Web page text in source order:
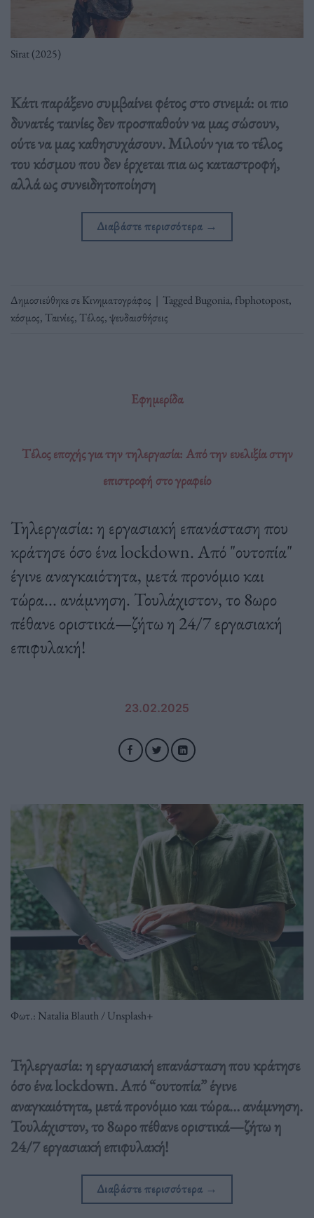
Sirat (2025)
Κάτι παράξενο συμβαίνει φέτος στο σινεμά: οι πιο
δυνατές ταινίες δεν προσπαθούν να μας σώσουν,
ούτε να μας καθησυχάσουν. Μιλούν για το τέλος
του κόσμου που δεν έρχεται πια ως καταστροφή,
αλλά ως συνειδητοποίηση
Διαβάστε περισσότερα →
Δημοσιεύθηκε σεΚινηματογράφος | TaggedBugonia, fbphotopost,
κόσμος, Ταινίες, Τέλος,ψευδαισθήσεις
Εφημερίδα
Τέλος εποχής για την τηλεργασία: Από την ευελιξία στην
επιστροφή στο γραφείο
Τηλεργασία: η εργασιακή επανάσταση που
κράτησε όσο ένα lockdown. Από "ουτοπία"
έγινε αναγκαιότητα, μετά προνόμιο και
τώρα... ανάμνηση. Τουλάχιστον, το 8ωρο
πέθανε οριστικά—ζήτω η 24/7 εργασιακή
επιφυλακή!
23.02.2025
Φωτ.: Natalia Blauth / Unsplash+
Τηλεργασία: η εργασιακή επανάσταση που κράτησε
όσο ένα lockdown. Από “ουτοπία” έγινε
αναγκαιότητα, μετά προνόμιο και τώρα… ανάμνηση.
Τουλάχιστον, το 8ωρο πέθανε οριστικά—ζήτω η
24/7 εργασιακή επιφυλακή!
Διαβάστε περισσότερα →